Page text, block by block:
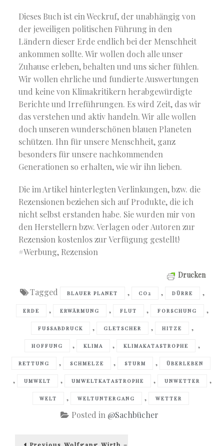
Dieses Buch ist ein Weckruf, der unabhängig von
der jeweiligen politischen Führung in den
Ländern dieser Erde endlich bei der Menschheit
ankommen sollte. Wir wollen doch alle unser
Zuhause erleben, behalten und uns sicher fühlen.
Wir wollen ehrliche und fundierte Auswertungen
und keine von Klimakritikern herabgewürdigte
Berichte und Irreführungen. Es wird Zeit, das wir
das verstehen und aktiv handeln. Wir alle wollen
doch unseren wunderschönen blauen Planeten
schützen. Ihn für unsere Menschheit, ganz
besonders für unsere nachkommenden
Generationen so erhalten, wie wir ihn lieben.
Die im Artikel hinterlegten Verlinkungen, bzw. die
Rezensionen beziehen sich auf Produkte, die ich
nicht selbst erstanden habe. Sie wurden mir von
den Herstellern bzw. Verlagen oder Autoren zur
Rezension kostenlos zur Verfügung gestellt!
#Werbung, Rezension
Drucken
Tagged BLAUER PLANET , CO2 , DÜRRE ,
ERDE , ERWÄRMUNG , FLUT , FORSCHUNG ,
FUSSABDRUCK , GLETSCHER , HITZE ,
HOFFUNG , KLIMA , KLIMAKATASTROPHE ,
RETTUNG , SCHMELZE , STURM , ÜBERLEBEN
, UMWELT , UMWELTKATASTROPHE , UNWETTER ,
WELT , WELTUNTERGANG , WETTER
Posted in @Sachbücher
Beitragsnavigation
Previous